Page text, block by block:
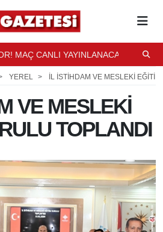
MAÇ CANLI YAYINLANACAK
16
YEREL İL İSTİHDAM VE MESLEKİ
VE MESLEKİ
TOPLANDI